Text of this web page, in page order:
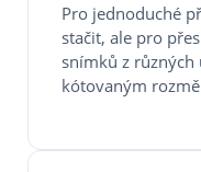
Pro jednoduché
stačit, ale pro
snímků z
kótovaným